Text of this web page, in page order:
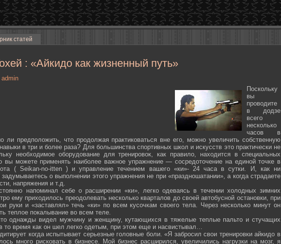
статей
: «Айкидо как жизненный путь»
admin
Поскольку
вы
проводите
в додзе
всего
несколько
часов в
ли предположить, что продолжая практиковаться вне его, можно увеличить собственную
в три и более раза? Для большинства спортивных школ и искусств это практически не
необходимое оборудование для тренировок, как правило, находится в специальных
вы можете применять наиболее важное упражнение — сосредоточение на единой точке в
( Seikan-­no-­itten ) и управление течением вашего «ки»- 24 часа в сутки. И, как ни
о выполнении этого упражнения не при «праздношатании», а когда страдаете
напряжения и т.д.
напоминал себе о расширении «ки», легко одеваясь в течении холодных зимних
ему приходилось преодолевать несколько кварталов до своей автобусной остановки, при
руки и «заставлял» течь «ки» по всем кусочкам своего тела. Через несколько минут он
теплое покалывание во всем теле.
однажды видел мужчину и женщину, кутающихся в тяжелые теплые пальто и стучащих
то время как он шел легко одетым, при этом еще и насвистывал…
когда испытывает серьезные головные боли. «Я забросил свои тренировки айкидо в
много рисковать в бизнесе. Мой бизнес расширился, увеличились нагрузки на мозг, я